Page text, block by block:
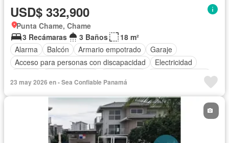
USD$ 332,900
Punta Chame, Chame
3 Recámaras
3 Baños
18 m²
Alarma
Balcón Armario empotrado
Garaje
Acceso para personas con discapacidad
Electricidad
Vista panorámica
Seguridad
Piscina Agua
23 may 2026 en - Sea Confiable Panamá